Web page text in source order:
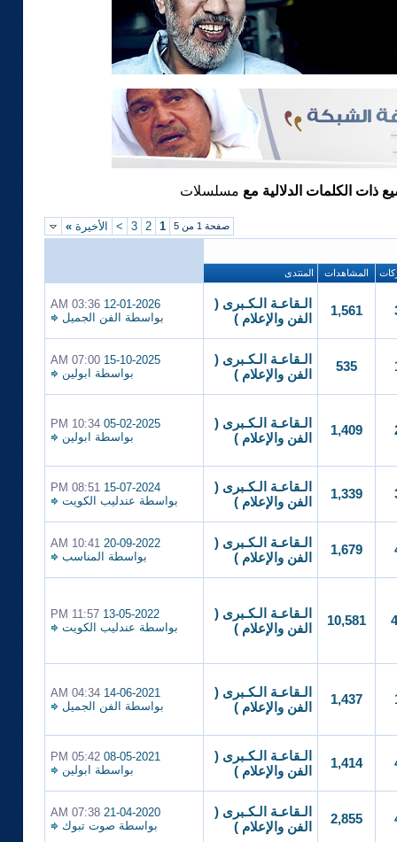
ذات الكلمات الدلالية مع مسلسلات
صفحة 1 من 5 1
2
3
> الأخيرة»
المشاهدات المنتدى
1,561
الـقاعـة الـكـبرى (
الفن والإعلام )
12-01-2026
03:36 AM
بواسطة الفن الجميل
535
الـقاعـة الـكـبرى (
الفن والإعلام )
15-10-2025
07:00 AM
بواسطة ابولين
1,409
الـقاعـة الـكـبرى (
الفن والإعلام )
05-02-2025
10:34 PM
بواسطة ابولين
1,339
الـقاعـة الـكـبرى (
الفن والإعلام )
15-07-2024
08:51 PM
بواسطة عندليب الكويت
1,679
الـقاعـة الـكـبرى (
الفن والإعلام )
20-09-2022
10:41 AM
بواسطة المناسب
10,581
الـقاعـة الـكـبرى (
الفن والإعلام )
13-05-2022
11:57 PM
بواسطة عندليب الكويت
1,437
الـقاعـة الـكـبرى (
الفن والإعلام )
14-06-2021
04:34 AM
بواسطة الفن الجميل
1,414
الـقاعـة الـكـبرى (
الفن والإعلام )
08-05-2021
05:42 PM
بواسطة ابولين
2,855
الـقاعـة الـكـبرى (
الفن والإعلام )
21-04-2020
07:38 AM
بواسطة صوت تبوك